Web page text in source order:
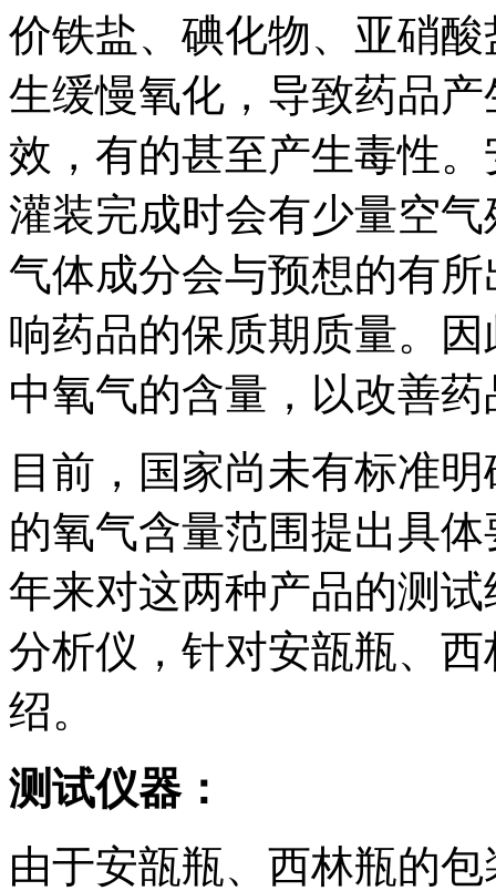
价铁盐、碘化物、亚硝
生缓慢氧化，导致药品
效，有的甚至产生毒性
灌装完成时会有少量空
气体成分会与预想的有
响药品的保质期质量。
中氧气的含量，以改善
目前，国家尚未有标准
的氧气含量范围提出具
年来对这两种产品的测
分析仪，针对安瓿瓶、
绍。
测试仪器：
由于安瓿瓶、西林瓶的